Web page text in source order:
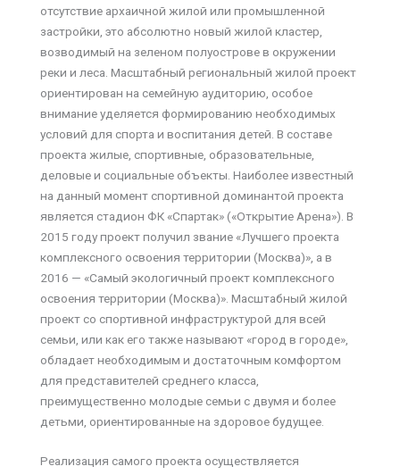
отсутствие архаичной жилой или промышленной
застройки, это абсолютно новый жилой кластер,
возводимый на зеленом полуострове в окружении
реки и леса. Масштабный региональный жилой проект
ориентирован на семейную аудиторию, особое
внимание уделяется формированию необходимых
условий для спорта и воспитания детей. В составе
проекта жилые, спортивные, образовательные,
деловые и социальные объекты. Наиболее известный
на данный момент спортивной доминантой проекта
является стадион ФК «Спартак» («Открытие Арена»). В
2015 году проект получил звание «Лучшего проекта
комплексного освоения территории (Москва)», а в
2016 — «Самый экологичный проект комплексного
освоения территории (Москва)». Масштабный жилой
проект со спортивной инфраструктурой для всей
семьи, или как его также называют «город в городе»,
обладает необходимым и достаточным комфортом
для представителей среднего класса,
преимущественно молодые семьи с двумя и более
детьми, ориентированные на здоровое будущее.
Реализация самого проекта осуществляется